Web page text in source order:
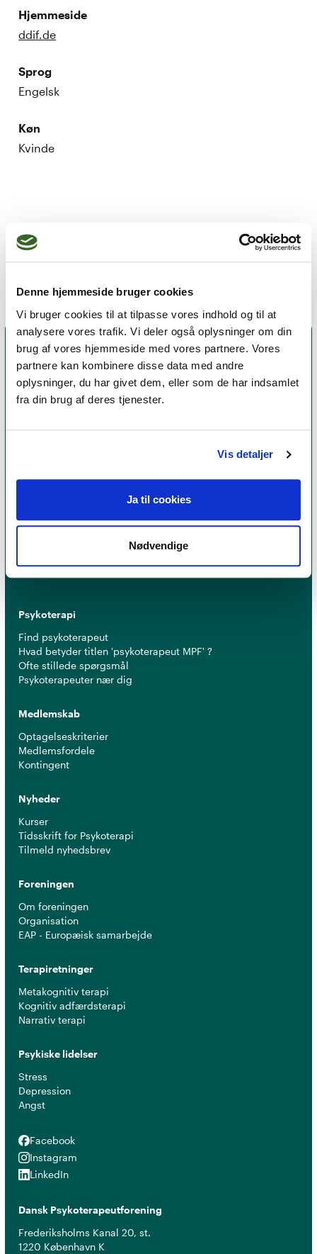
Denne hjemmeside bruger cookies
Vi bruger cookies til at tilpasse vores indhold og til at
analysere vores trafik. Vi deler også oplysninger om din
brug af vores hjemmeside med vores partnere. Vores
partnere kan kombinere disse data med andre
oplysninger, du har givet dem, eller som de har indsamlet
fra din brug af deres tjenester.
Vis detaljer
Ja til cookies
Nødvendige
Hjemmeside
ddif.de
Sprog
Engelsk
Køn
Kvinde
relational disturbance within families,
teams, classrooms etc.
er et kvalitetsstempel. Alle vores medlemmer skal
leve op til en række kriterier om uddannelse og
Psykoterapi
Find psykoterapeut
Hvad betyder titlen 'psykoterapeut MPF' ?
Ofte stillede spørgsmål
Psykoterapeuter nær dig
Medlemskab
Optagelseskriterier
Medlemsfordele
Kontingent
Nyheder
Kurser
Tidsskrift for Psykoterapi
Tilmeld nyhedsbrev
Foreningen
Om foreningen
Organisation
EAP - Europæisk samarbejde
Terapiretninger
Metakognitiv terapi
Kognitiv adfærdsterapi
Narrativ terapi
Psykiske lidelser
Stress
Depression
Angst
Facebook
Facebook
Instagram
Instagram
LinkedIn
LinkedIn
Dansk Psykoterapeutforening
Frederiksholms Kanal 20, st.
1220 København K